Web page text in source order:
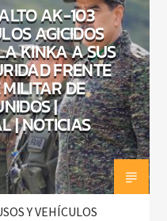
AK-103
AGICIDOS
KINKA A SUS
FRENTE
DE
|
| NOTICIAS
Y VEHÍCULOS